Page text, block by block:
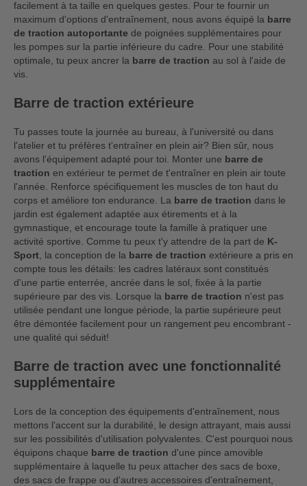
facilement à ta taille en quelques gestes. Pour te fournir un
maximum d'options d'entraînement, nous avons équipé la barre
de traction autoportante de poignées supplémentaires pour
les pompes sur la partie inférieure du cadre. Pour une stabilité
optimale, tu peux ancrer la barre de traction au sol à l'aide de
vis.
Barre de traction extérieure
Tu passes toute la journée au bureau, à l'université ou dans
l'atelier et tu préfères t'entraîner en plein air? Bien sûr, nous
avons l'équipement adapté pour toi. Monter une barre de
traction en extérieur te permet de t'entraîner en plein air toute
l'année. Renforce spécifiquement les muscles de ton haut du
corps et améliore ton endurance. La barre de traction dans le
jardin est également adaptée aux étirements et à la
gymnastique, et encourage toute la famille à pratiquer une
activité sportive. Comme tu peux t'y attendre de la part de K-
Sport , la conception de la barre de traction extérieure a pris en
compte tous les détails: les cadres latéraux sont constitués
d'une partie enterrée, ancrée dans le sol, fixée à la partie
supérieure par des vis. Lorsque la barre de traction n'est pas
utilisée pendant une longue période, la partie supérieure peut
être démontée facilement pour un rangement peu encombrant -
une qualité qui séduit!
Barre de traction avec une fonctionnalité
supplémentaire
Lors de la conception des équipements d'entraînement, nous
mettons l'accent sur la durabilité, le design attrayant, mais aussi
sur les possibilités d'utilisation polyvalentes. C'est pourquoi nous
équipons chaque barre de traction d'une pince amovible
supplémentaire à laquelle tu peux attacher des sacs de boxe,
des sacs de frappe ou d'autres accessoires d'entraînement,